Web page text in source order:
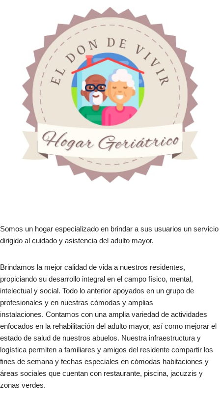
Somos un hogar especializado en brindar a sus usuarios un servicio
dirigido al cuidado y asistencia del adulto mayor.
Brindamos la mejor calidad de vida a nuestros residentes,
propiciando su desarrollo integral en el campo físico, mental,
intelectual y social. Todo lo anterior apoyados en un grupo de
profesionales y en nuestras cómodas y amplias
instalaciones. Contamos con una amplia variedad de actividades
enfocados en la rehabilitación del adulto mayor, así como mejorar el
estado de salud de nuestros abuelos. Nuestra infraestructura y
logística permiten a familiares y amigos del residente compartir los
fines de semana y fechas especiales en cómodas habitaciones y
áreas sociales que cuentan con restaurante, piscina, jacuzzis y
zonas verdes.